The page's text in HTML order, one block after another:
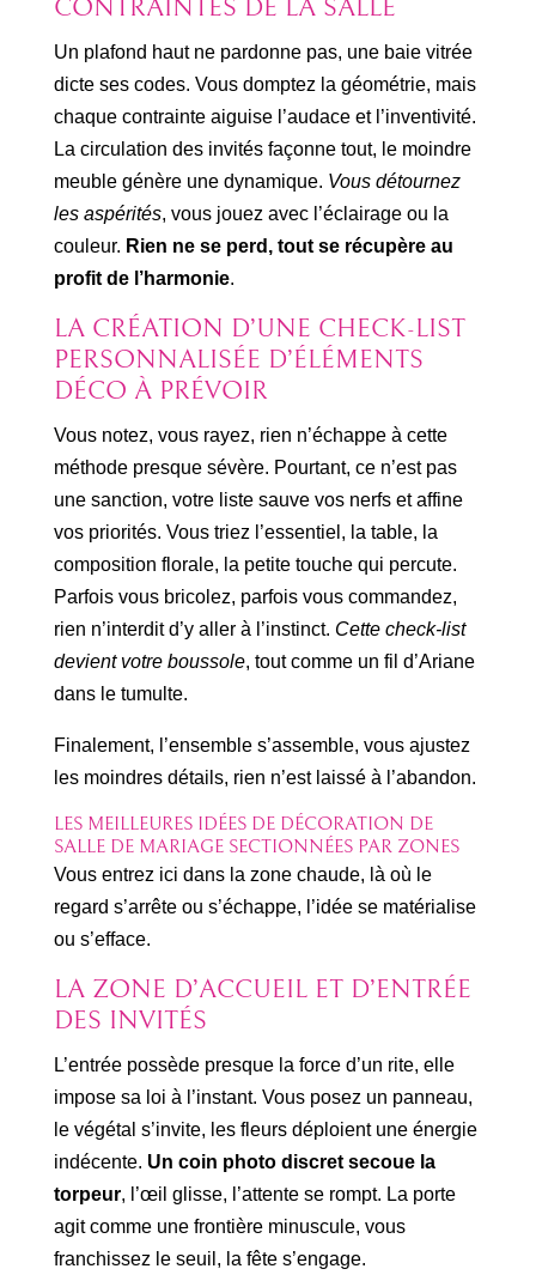
CONTRAINTES DE LA SALLE
Un plafond haut ne pardonne pas, une baie vitrée
dicte ses codes. Vous domptez la géométrie, mais
chaque contrainte aiguise l’audace et l’inventivité.
La circulation des invités façonne tout, le moindre
meuble génère une dynamique. Vous détournez
les aspérités, vous jouez avec l’éclairage ou la
couleur. Rien ne se perd, tout se récupère au
profit de l’harmonie.
LA CRÉATION D’UNE CHECK-LIST
PERSONNALISÉE D’ÉLÉMENTS
DÉCO À PRÉVOIR
Vous notez, vous rayez, rien n’échappe à cette
méthode presque sévère. Pourtant, ce n’est pas
une sanction, votre liste sauve vos nerfs et affine
vos priorités. Vous triez l’essentiel, la table, la
composition florale, la petite touche qui percute.
Parfois vous bricolez, parfois vous commandez,
rien n’interdit d’y aller à l’instinct. Cette check-list
devient votre boussole, tout comme un fil d’Ariane
dans le tumulte.
Finalement, l’ensemble s’assemble, vous ajustez
les moindres détails, rien n’est laissé à l’abandon.
LES MEILLEURES IDÉES DE DÉCORATION DE
SALLE DE MARIAGE SECTIONNÉES PAR ZONES
Vous entrez ici dans la zone chaude, là où le
regard s’arrête ou s’échappe, l’idée se matérialise
ou s’efface.
LA ZONE D’ACCUEIL ET D’ENTRÉE
DES INVITÉS
L’entrée possède presque la force d’un rite, elle
impose sa loi à l’instant. Vous posez un panneau,
le végétal s’invite, les fleurs déploient une énergie
indécente. Un coin photo discret secoue la
torpeur, l’œil glisse, l’attente se rompt. La porte
agit comme une frontière minuscule, vous
franchissez le seuil, la fête s’engage.